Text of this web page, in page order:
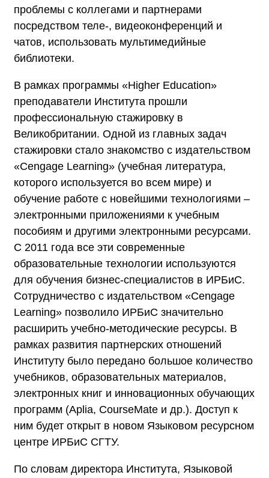
проблемы с коллегами и партнерами
посредством теле-, видеоконференций и
чатов, использовать мультимедийные
библиотеки.
В рамках программы «Higher Education»
преподаватели Института прошли
профессиональную стажировку в
Великобритании. Одной из главных задач
стажировки стало знакомство с издательством
«Cengage Learning» (учебная литература,
которого используется во всем мире) и
обучение работе с новейшими технологиями –
электронными приложениями к учебным
пособиям и другими электронными ресурсами.
С 2011 года все эти современные
образовательные технологии используются
для обучения бизнес-специалистов в ИРБиС.
Сотрудничество с издательством «Cengage
Learning» позволило ИРБиС значительно
расширить учебно-методические ресурсы. В
рамках развития партнерских отношений
Институту было передано большое количество
учебников, образовательных материалов,
электронных книг и инновационных обучающих
программ (Aplia, CourseMate и др.). Доступ к
ним будет открыт в новом Языковом ресурсном
центре ИРБиС СГТУ.
По словам директора Института, Языковой